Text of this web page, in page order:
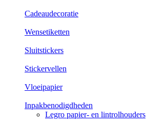
Cadeaudecoratie
Wensetiketten
Sluitstickers
Stickervellen
Vloeipapier
Inpakbenodigdheden
Legro papier- en lintrolhouders